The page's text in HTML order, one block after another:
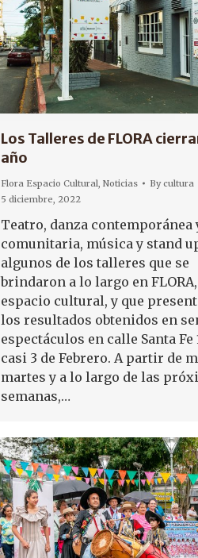
Los Talleres de FLORA
año
Flora Espacio Cultural, Noticias Bycultura
5 diciembre, 2022
Teatro, danza contemporánea
comunitaria, música y stand
algunos de los talleres que se
brindaron a lo largo en FLORA,
espacio cultural, y que
los resultados obtenidos en
espectáculos en calle Santa Fe
casi 3 de Febrero. A partir de
martes y a lo largo de las
semanas,…